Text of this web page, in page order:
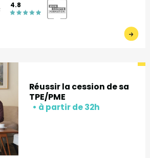
4.8
Réussir la cession de sa
TPE/PME